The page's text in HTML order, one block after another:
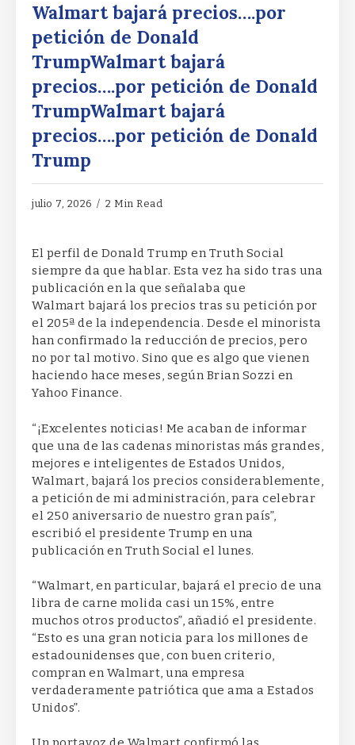
Walmart bajará precios….por
petición de Donald
TrumpWalmart bajará
precios….por petición de Donald
TrumpWalmart bajará
precios….por petición de Donald
Trump
julio 7, 2026 2 Min Read
El perfil de Donald Trump en Truth Social
siempre da que hablar. Esta vez ha sido tras una
publicación en la que señalaba que
Walmart bajará los precios tras su petición por
el 205ª de la independencia. Desde el minorista
han confirmado la reducción de precios, pero
no por tal motivo. Sino que es algo que vienen
haciendo hace meses, según Brian Sozzi en
Yahoo Finance.
“¡Excelentes noticias! Me acaban de informar
que una de las cadenas minoristas más grandes,
mejores e inteligentes de Estados Unidos,
Walmart, bajará los precios considerablemente,
a petición de mi administración, para celebrar
el 250 aniversario de nuestro gran país”,
escribió el presidente Trump en una
publicación en Truth Social el lunes.
“Walmart, en particular, bajará el precio de una
libra de carne molida casi un 15%, entre
muchos otros productos”, añadió el presidente.
“Esto es una gran noticia para los millones de
estadounidenses que, con buen criterio,
compran en Walmart, una empresa
verdaderamente patriótica que ama a Estados
Unidos”.